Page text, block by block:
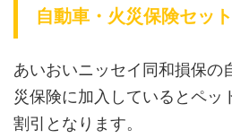
自動車・火災保険セット
あいおいニッセイ同和損保の
災保険に加入しているとペッ
割引となります。